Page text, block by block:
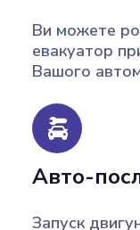
Ви можете
евакуатор
Вашого
Авто-
Запуск